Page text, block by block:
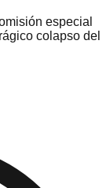
especial
colapso del